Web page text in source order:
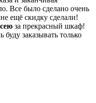
Все было сделано очень
ещё скидку сделали!
за прекрасный шкаф!
заказывать только